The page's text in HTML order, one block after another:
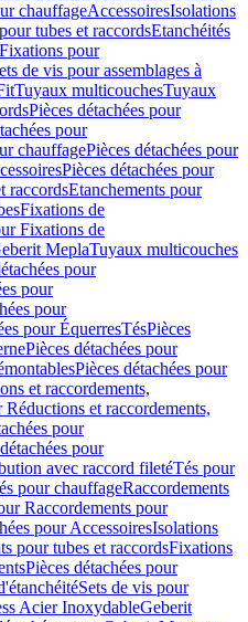
chauffageAccessoiresIsolations
tubes et raccordsEtanchéités
Fixations pour
de vis pour assemblages à
Tuyaux multicouchesTuyaux
Pièces détachées pour
pour
chauffagePièces détachées pour
Pièces détachées pour
raccordsEtanchements pour
Fixations de
Fixations de
MeplaTuyaux multicouches
pour
pour
pour
pour ÉquerresTésPièces
Pièces détachées pour
Pièces détachées pour
et raccordements,
Réductions et raccordements,
pour
pour
avec raccord filetéTés pour
pour chauffageRaccordements
Raccordements pour
pour AccessoiresIsolations
pour tubes et raccordsFixations
Pièces détachées pour
Sets de vis pour
Acier InoxydableGeberit